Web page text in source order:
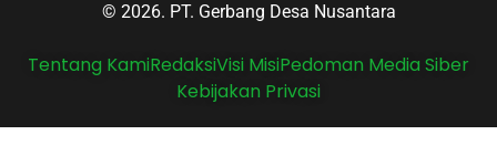
© 2026. PT. Gerbang Desa Nusantara
Tentang KamiRedaksiVisi MisiPedoman Media Siber
Kebijakan Privasi